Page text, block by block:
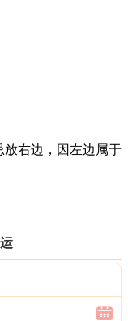
放右边，因左边属于